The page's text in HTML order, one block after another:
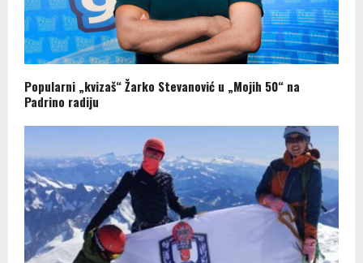
Popularni „kvizaš“ Žarko Stevanović u „Mojih 50“ na
Padrino radiju